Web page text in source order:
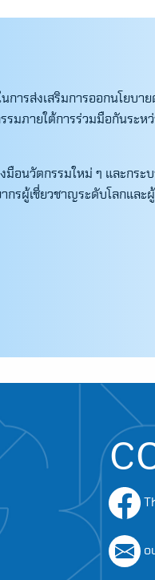
รส่งเสริมการออกนโยบา
มภายใต้การร่วมมือกันระ
อนวัตกรรมใหม่ ๆ และกระ
ผู้เชี่ยวชาญระดับโลกและ